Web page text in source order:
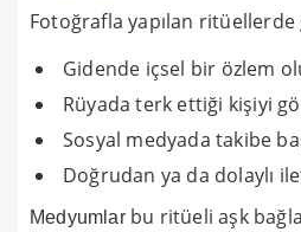
Fotoğrafla yapılan ritüellerde
Gidende içsel bir özlem
Rüyada terk ettiği kişiyi
Sosyal medyada takibe
Doğrudan ya da dolaylı
Medyumlar bu ritüeli aşk